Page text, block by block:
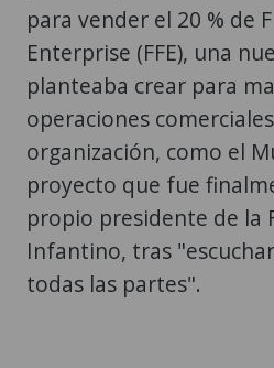
para vender el 20 % de
Enterprise (FFE), una
planteaba crear para
operaciones
organización, como el
proyecto que fue
propio presidente de la
Infantino, tras
todas las partes".